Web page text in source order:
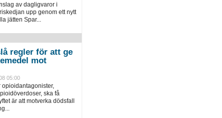
av dagligvaror i
upp genom ett nytt
jätten Spar...
regler för att ge
mot
05:00
opioidantagonister,
ska få
är att motverka dödsfall